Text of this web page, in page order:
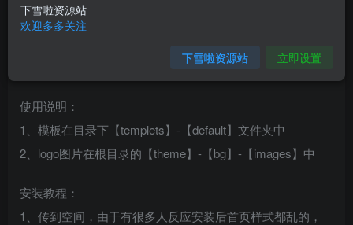
介绍
婚纱摄影网站源码 婚庆影楼网站织梦模板
使用说明：
1、模板在目录下【templets】-【default】文件夹中
2、logo图片在根目录的【theme】-【bg】-【images】中
安装教程：
1、传到空间，由于有很多人反应安装后首页样式都乱的，
下雪啦资源站
欢迎多多关注
下雪啦资源站 立即设置